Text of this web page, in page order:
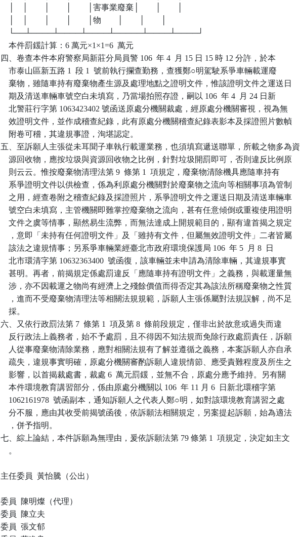
    │    │        │        │        │害事業廢棄│        │        │
    │    │        │        │        │物        │        │        │
    └──┴────┴────┴────┴─────┴────┴────┘
    本件罰鍰計算：6 萬元×1×1=6  萬元
四、卷查本件本府警察局新莊分局員警 106  年 4  月 15 日 15 時 12 分許，於本
    市泰山區新五路 1  段 1  號前執行攔查勤務，查獲鄭○明駕駛系爭車輛載運廢
    棄物，雖隨車持有廢棄物產生源及處理地點之證明文件，惟該證明文件之運送日
    期及清送車輛車號空白未填寫，乃當場拍照存證，嗣以 106  年 4  月 24 日新
    北警莊行字第 1063423402 號函送原處分機關裁處，經原處分機關審視，視為無
    效證明文件，並作成稽查紀錄，此有原處分機關稽查紀錄表影本及採證照片數幀
    附卷可稽，其違規事證，洵堪認定。
五、至訴願人主張從未耳聞子車執行載運業務，也須填寫遞送聯單，所載之物多為資
    源回收物，應按垃圾與資源回收物之比例，針對垃圾開罰即可，否則違反比例原
    則云云。惟按廢棄物清理法第 9  條第 1  項規定，廢棄物清除機具應隨車持有
    系爭證明文件以供檢查，係為利原處分機關對於廢棄物之流向等相關事項為管制
    之用，經查卷附之稽查紀錄及採證照片，系爭證明文件之運送日期及清送車輛車
    號空白未填寫，主管機關即難掌控廢棄物之流向，甚有任意傾倒或重複使用證明
    文件之虞等情事，顯然易生流弊，而無法達成上開規範目的，顯有違首揭之規定
    ，意即「未持有任何證明文件」及「雖持有文件，但屬無效證明文件」二者皆屬
    該法之違規情事；另系爭車輛業經臺北市政府環境保護局 106  年 5  月 8  日
    北市環清字第 10632363400  號函復，該車輛並未申請為清除車輛，其違規事實
    甚明。再者，前揭規定係處罰違反「應隨車持有證明文件」之義務，與載運量無
    涉，亦不因載運之物尚有經濟上之殘餘價值而得否定其為該法所稱廢棄物之性質
    ，進而不受廢棄物清理法等相關法規規範，訴願人主張係屬對法規誤解，尚不足
    採。
六、又依行政罰法第 7  條第 1  項及第 8  條前段規定，僅非出於故意或過失而違
    反行政法上義務者，始不予處罰，且不得因不知法規而免除行政處罰責任，訴願
    人從事廢棄物清除業務，應對相關法規有了解並遵循之義務，本案訴願人亦自承
    疏失，違規事實明確，原處分機關審酌訴願人違規情節、應受責難程度及所生之
    影響，以首揭裁處書，裁處 6  萬元罰鍰，並無不合，原處分應予維持。另有關
    本件環境教育講習部分，係由原處分機關以 106  年 11 月 6  日新北環稽字第
    1062161978  號函副本，通知訴願人之代表人鄭○明，如對該環境教育講習之處
    分不服，應由其收受前揭號函後，依訴願法相關規定，另案提起訴願，始為適法
    ，併予指明。
七、綜上論結，本件訴願為無理由，爰依訴願法第 79 條第 1  項規定，決定如主文
    。
主任委員  黃怡騰（公出）
委員  陳明燦（代理）
委員  陳立夫
委員  張文郁